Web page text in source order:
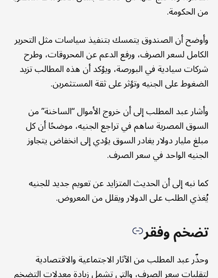
من الحكومة.
وأوضح أن الصندوق يتمسك بتنفيذ سياسات مثل التحرير
الكامل لسعر الصرف، ورفع الدعم عن المحروقات، وطرح
شركات سيادية في البورصة، ويؤكد أن هذه المطالب تزيد
الضغوط على الجنيه وتؤثر على ثقة المستثمرين.
وأشار عبد المطلب إلى أن خروج الأموال “الساخنة” من
السوق المصرية ساهم في تراجع الجنيه، موضحًا أن كل
مبلغ مليار دولار يغادر السوق يؤدي إلى انخفاض يتجاوز
الجنيه الواحد في سعر الصرف.
كما نبه إلى أن الحديث المتزايد عن تعويم جديد للجنيه
يُغذي الطلب على الدولار ويقلل من المعروض.
تضخم وفقر
وحذّر عبد المطلب من الآثار الاجتماعية والاقتصادية
لتقلبات سعر الصرف، والتي تشمل زيادة معدلات التضخم